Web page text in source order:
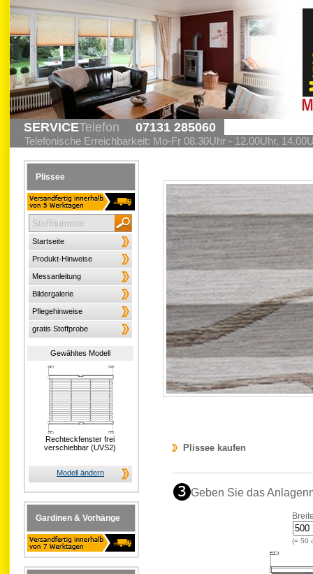
SERVICETelefon 07131 285060
Telefonische Erreichbarkeit: Mo-Fr 08.30Uhr - 12.00Uhr,
Plissee
Startseite
Produkt-Hinweise
Messanleitung
Bildergalerie
Pflegehinweise
gratis Stoffprobe
Gewähltes Modell
Rechteckfenster frei
verschiebbar (UVS2)
Modell ändern
Gardinen & Vorhänge
Plissee kaufen
Geben Sie das
(=50